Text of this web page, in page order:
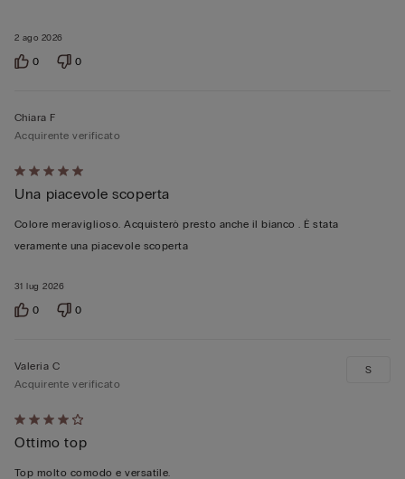
2 ago 2026
0 0
Valutato
5
su
5
31 lug 2026
Chiara F
Acquirente verificato
Una piacevole scoperta
Colore meraviglioso. Acquisterò presto anche il bianco . È stata
veramente una piacevole scoperta
0 0
Valutato
4
su
Valeria C
Acquirente verificato
Ottimo top
Top molto comodo e versatile.
S